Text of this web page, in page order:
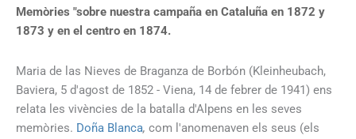
Memòries "sobre nuestra campaña en Cataluña en 1872 y
1873 y en el centro en 1874.
Maria de las Nieves de Braganza de Borbón (Kleinheubach,
Baviera, 5 d'agost de 1852 - Viena, 14 de febrer de 1941) ens
relata les vivències de la batalla d'Alpens en les seves
memòries. Doña Blanca, com l'anomenaven els seus (els